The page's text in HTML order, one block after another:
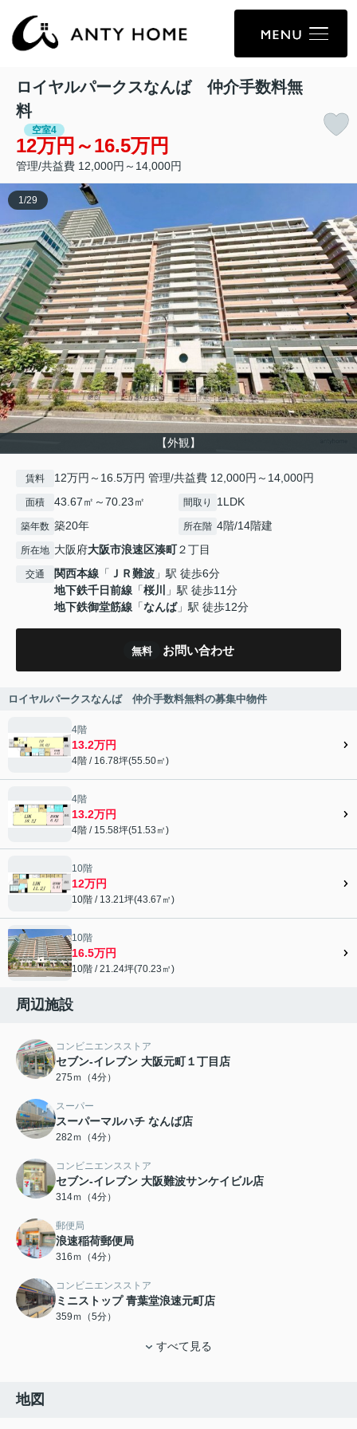
ロイヤルパークスなんば 仲介手数料無
料
空室4
12万円～16.5万円
管理/共益費 12,000円～14,000円
【外観】
1 /29
賃料 12万円～16.5万円 管理/共益費 12,000円～14,000円
面積 43.67㎡～70.23㎡ 間取り 1LDK
築年数 築20年 所在階 4階/14階建
所在地 大阪府大阪市浪速区湊町２丁目
交通 関西本線 「 ＪＲ難波 」駅 徒歩6分
地下鉄千日前線 「桜川
」駅 徒歩11分
地下鉄御堂筋線 「なんば」駅 徒歩12分
無料 お問い合わせ
ロイヤルパークスなんば 仲介手数料無料の募集中物件
4階
13.2万円
4階 / 16.78坪(55.50㎡)
4階
13.2万円
4階 / 15.58坪(51.53㎡)
10階
12万円
10階 / 13.21坪(43.67㎡)
10階
16.5万円
10階 / 21.24坪(70.23㎡)
周辺施設
コンビニエンスストア
セブン-イレブン 大阪元町１丁目店
275ｍ（4分）
スーパー
スーパーマルハチ なんば店
282ｍ（4分）
コンビニエンスストア
セブン-イレブン 大阪難波サンケイビル店
314ｍ（4分）
郵便局
浪速稲荷郵便局
316ｍ（4分）
コンビニエンスストア
ミニストップ 青葉堂浪速元町店
359ｍ（5分）
すべて見る
地図